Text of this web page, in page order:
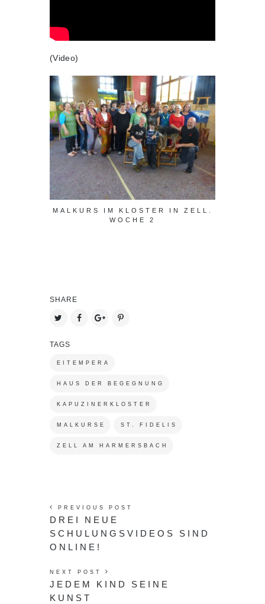
(Video)
MALKURS IM KLOSTER IN ZELL.
WOCHE 2
SHARE
TAGS
EITEMPERA
HAUS DER BEGEGNUNG
KAPUZINERKLOSTER
MALKURSE ST. FIDELIS
ZELL AM HARMERSBACH
PREVIOUS POST
DREI NEUE
SCHULUNGSVIDEOS SIND
ONLINE!
NEXT POST
JEDEM KIND SEINE
KUNST